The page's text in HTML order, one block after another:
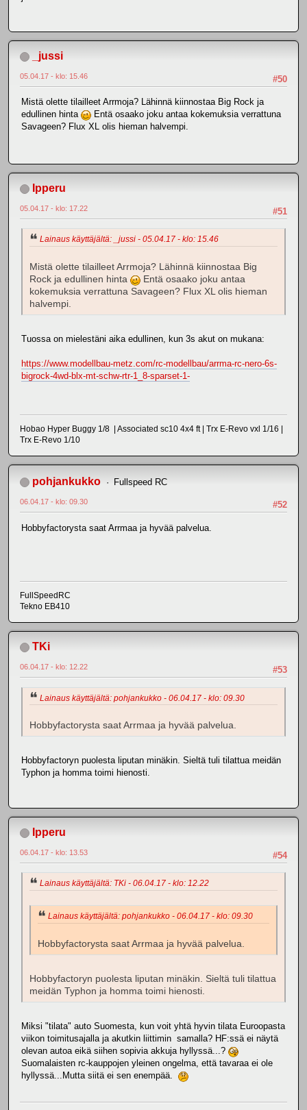
_jussi
#50
05.04.17 - klo: 15.46
Mistä olette tilailleet Arrmoja? Lähinnä kiinnostaa Big Rock ja
edullinen hinta
Entä osaako joku antaa kokemuksia verrattuna
Savageen? Flux XL olis hieman halvempi.
Ipperu
#51
05.04.17 - klo: 17.22
Lainaus käyttäjältä: _jussi - 05.04.17 - klo: 15.46
Mistä olette tilailleet Arrmoja? Lähinnä kiinnostaa Big
Rock ja edullinen hinta
Entä osaako joku antaa
kokemuksia verrattuna Savageen? Flux XL olis hieman
halvempi.
Tuossa on mielestäni aika edullinen, kun 3s akut on mukana:
https://www.modellbau-metz.com/rc-modellbau/arrma-rc-nero-6s-
bigrock-4wd-blx-mt-schw-rtr-1_8-sparset-1-
Hobao Hyper Buggy 1/8 | Associated sc10 4x4 ft | Trx E-Revo vxl 1/16 |
Trx E-Revo 1/10
pohjankukko Fullspeed RC
#52
06.04.17 - klo: 09.30
Hobbyfactorysta saat Arrmaa ja hyvää palvelua.
FullSpeedRC
Tekno EB410
TKi
#53
06.04.17 - klo: 12.22
Lainaus käyttäjältä: pohjankukko - 06.04.17 - klo: 09.30
Hobbyfactorysta saat Arrmaa ja hyvää palvelua.
Hobbyfactoryn puolesta liputan minäkin. Sieltä tuli tilattua meidän
Typhon ja homma toimi hienosti.
Ipperu
#54
06.04.17 - klo: 13.53
Lainaus käyttäjältä: TKi - 06.04.17 - klo: 12.22
Lainaus käyttäjältä: pohjankukko - 06.04.17 - klo: 09.30
Hobbyfactorysta saat Arrmaa ja hyvää palvelua.
Hobbyfactoryn puolesta liputan minäkin. Sieltä tuli tilattua
meidän Typhon ja homma toimi hienosti.
Miksi "tilata" auto Suomesta, kun voit yhtä hyvin tilata Euroopasta
viikon toimitusajalla ja akutkin liittimin samalla? HF:ssä ei näytä
olevan autoa eikä siihen sopivia akkuja hyllyssä...?
Suomalaisten rc-kauppojen yleinen ongelma, että tavaraa ei ole
hyllyssä...Mutta siitä ei sen enempää.